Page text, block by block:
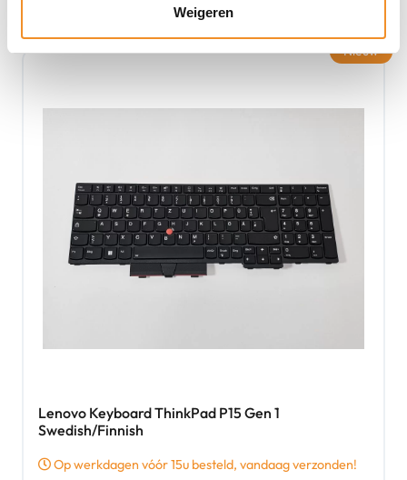
Weigeren
Lenovo Keyboard ThinkPad P15 Gen 1
Swedish/Finnish
Op werkdagen vóór 15u besteld, vandaag verzonden!
Nieuw